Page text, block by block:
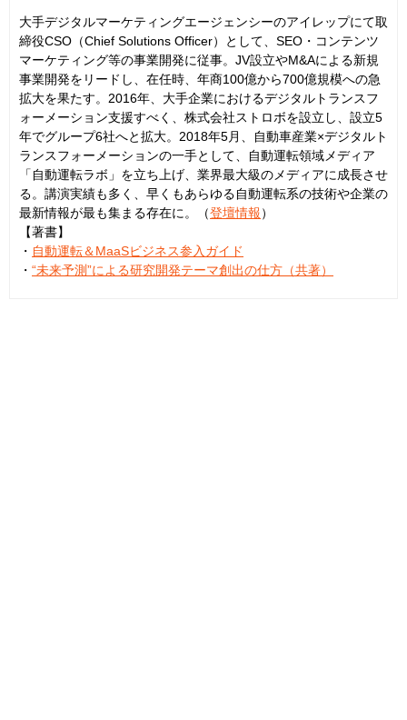
大手デジタルマーケティングエージェンシーのアイレップにて取
締役CSO（Chief Solutions Officer）として、SEO・コンテンツ
マーケティング等の事業開発に従事。JV設立やM&Aによる新規
事業開発をリードし、在任時、年商100億から700億規模への急
拡大を果たす。2016年、大手企業におけるデジタルトランスフ
ォーメーション支援すべく、株式会社ストロボを設立し、設立5
年でグループ6社へと拡大。2018年5月、自動車産業×デジタルト
ランスフォーメーションの一手として、自動運転領域メディア
「自動運転ラボ」を立ち上げ、業界最大級のメディアに成長させ
る。講演実績も多く、早くもあらゆる自動運転系の技術や企業の
最新情報が最も集まる存在に。（登壇情報）
【著書】
・ 自動運転＆MaaSビジネス参入ガイド
・ “未来予測”による研究開発テーマ創出の仕方（共著）